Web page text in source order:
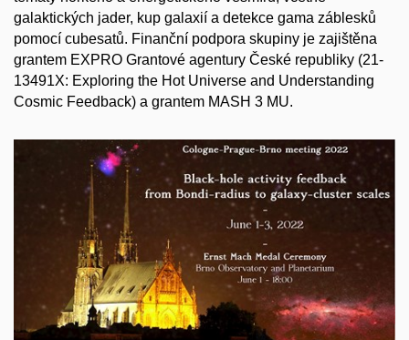
galaktických jader, kup galaxií a detekce gama záblesků
pomocí cubesatů. Finanční podpora skupiny je zajištěna
grantem EXPRO Grantové agentury České republiky (21-
13491X: Exploring the Hot Universe and Understanding
Cosmic Feedback) a grantem MASH 3 MU.